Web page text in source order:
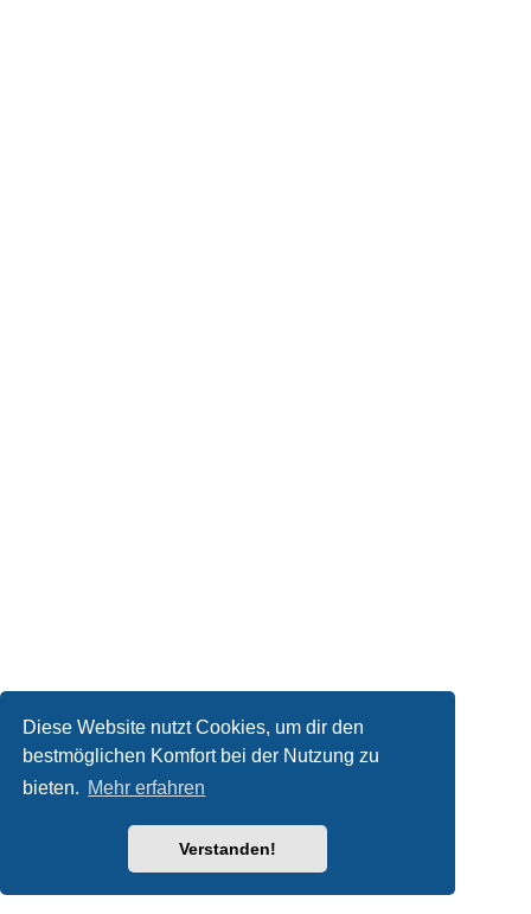
Diese Website nutzt Cookies, um dir den
bestmöglichen Komfort bei der Nutzung zu
bieten. Mehr erfahren
Verstanden!